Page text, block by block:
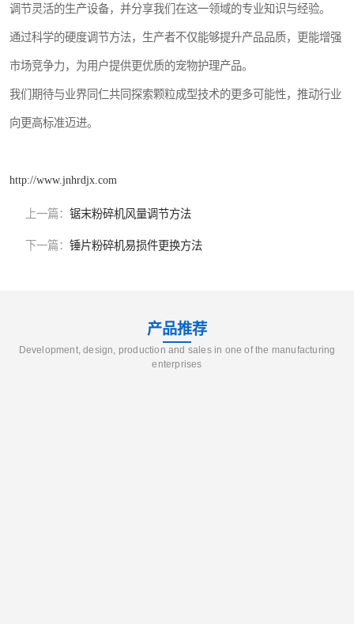
调节灵活的生产设备，并分享我们在这一领域的专业知识与经验。
通过科学的硬度调节方法，生产者不仅能够提升产品品质，更能增强
市场竞争力，为用户提供更优质的宠物护理产品。
我们期待与业界同仁共同探索颗粒成型技术的更多可能性，推动行业
向更高标准迈进。
http://www.jnhrdjx.com
上一篇： 锯末粉碎机风量调节方法
下一篇： 锤片粉碎机易损件更换方法
产品推荐
Development, design, production and sales in one of the manufacturing
enterprises